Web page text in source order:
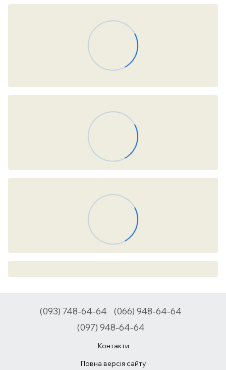
(093) 748-64-64
(066) 948-64-64
(097) 948-64-64
Контакти
Повна версія сайту